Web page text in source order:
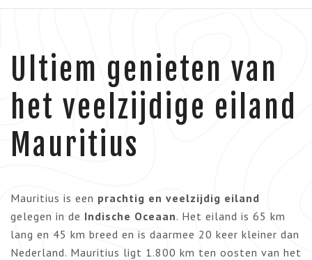
Ultiem genieten van
het veelzijdige eiland
Mauritius
Mauritius is een prachtig en veelzijdig eiland
gelegen in de Indische Oceaan. Het eiland is 65 km
lang en 45 km breed en is daarmee 20 keer kleiner dan
Nederland. Mauritius ligt 1.800 km ten oosten van het